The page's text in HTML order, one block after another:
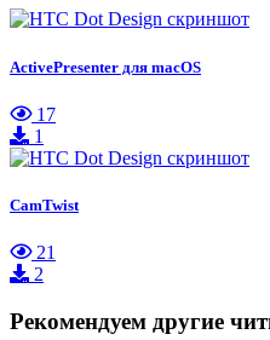
ActivePresenter для macOS
17
1
CamTwist
21
2
Рекомендуем другие